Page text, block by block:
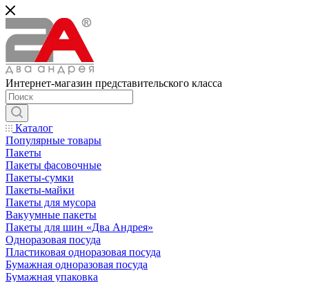
Интернет-магазин представительского класса
Каталог
Популярные товары
Пакеты
Пакеты фасовочные
Пакеты-сумки
Пакеты-майки
Пакеты для мусора
Вакуумные пакеты
Пакеты для шин «Два Андрея»
Одноразовая посуда
Пластиковая одноразовая посуда
Бумажная одноразовая посуда
Бумажная упаковка